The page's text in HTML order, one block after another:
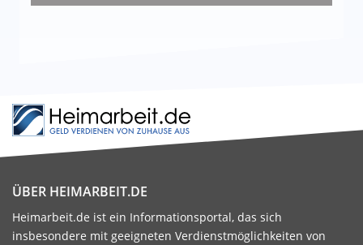
ÜBER HEIMARBEIT.DE
Heimarbeit.de ist ein Informationsportal, das sich
insbesondere mit geeigneten Verdienstmöglichkeiten von